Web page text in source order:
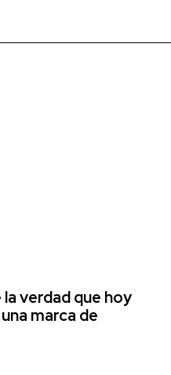
verdad que hoy
marca de